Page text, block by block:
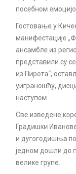
посебном
Гостовање у
манифестације
ансамбле из
представили су
из Пирота“,
уиграношћу,
наступом.
Све изведене
Градишки
и дугогодишња
једном дошли до
велике групе.